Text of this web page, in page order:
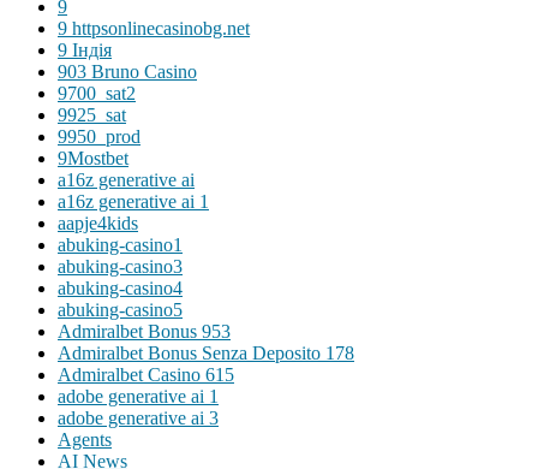
9
9 httpsonlinecasinobg.net
9 Індія
903 Bruno Casino
9700_sat2
9925_sat
9950_prod
9Mostbet
a16z generative ai
a16z generative ai 1
aapje4kids
abuking-casino1
abuking-casino3
abuking-casino4
abuking-casino5
Admiralbet Bonus 953
Admiralbet Bonus Senza Deposito 178
Admiralbet Casino 615
adobe generative ai 1
adobe generative ai 3
Agents
AI News